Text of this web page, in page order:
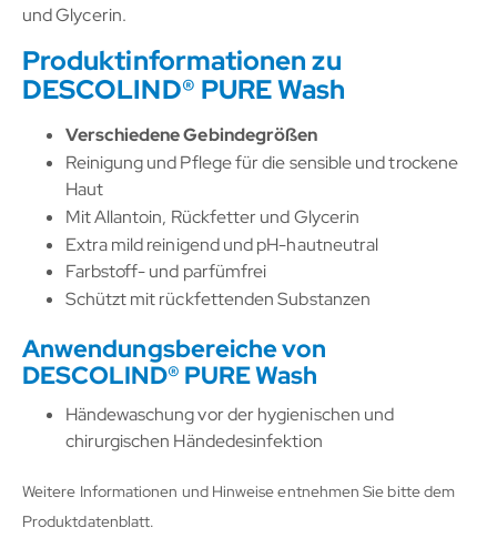
und Glycerin.
Produktinformationen zu
DESCOLIND® PURE Wash
Verschiedene Gebindegrößen
Reinigung und Pflege für die sensible und trockene
Haut
Mit Allantoin, Rückfetter und Glycerin
Extra mild reinigend und pH-hautneutral
Farbstoff- und parfümfrei
Schützt mit rückfettenden Substanzen
Anwendungsbereiche von
DESCOLIND® PURE Wash
Händewaschung vor der hygienischen und
chirurgischen Händedesinfektion
Weitere Informationen und Hinweise entnehmen Sie bitte dem
Produktdatenblatt.